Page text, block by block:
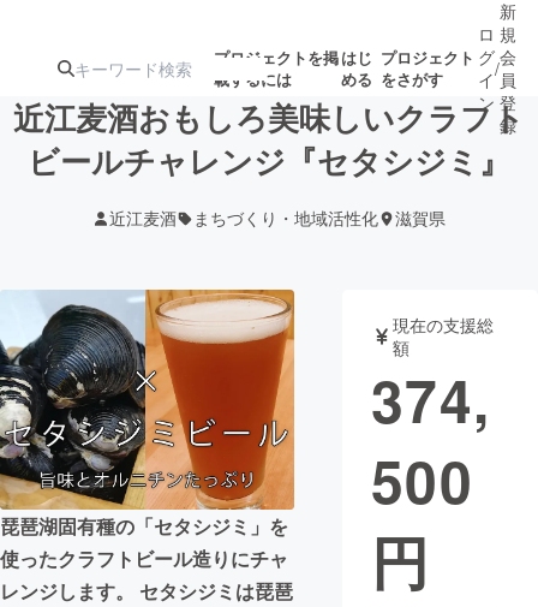
プロジェクトを掲
載するには
はじ
める
プロジェクト
をさがす
注目のリ
ターン
ジェクト
募集終了が近いプ
ロジェクト
されます
アート・写真 音楽
テクノロジー・ガジェット ゲーム・サ
映像・映画
ビジネス・起業
まちづくり・地域活性化
ロ
グ
イ
ン
/
新
規
会
員
登
録
近江麦酒おもしろ美味しいクラフト
ビールチャレンジ『セタシジミ』
近江麦酒 まちづくり・地域活性化 滋賀県
琵琶湖固有種の「セタシジミ」を
使ったクラフトビール造りにチャ
レンジします。 セタシジミは琵琶
現在の支援総
額
374,
500
円